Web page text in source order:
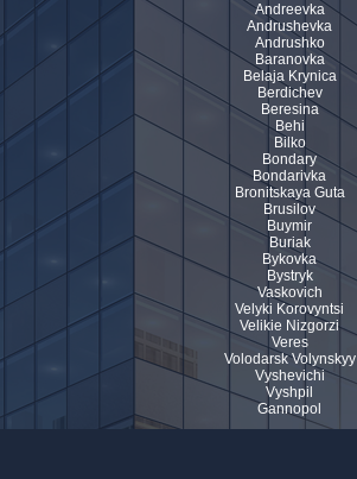
Andreevka
Andrushevka
Andrushko
Baranovka
Belaja Krynica
Berdichev
Beresina
Behi
Bilko
Bondary
Bondarivka
Bronitskaya Guta
Brusilov
Buymir
Buriak
Bykovka
Bystryk
Vaskovich
Velyki Korovyntsi
Velikie Nizgorzi
Veres
Volodarsk Volynskyy
Vyshevichi
Vyshpil
Gannopol